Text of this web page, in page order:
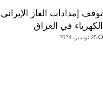
توقف إمدادات الغاز
الكهرباء في العراق
25 نوفمبر، 2024